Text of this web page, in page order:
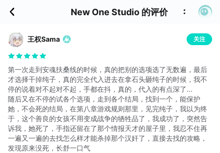
New One Studio 的评价
王权Sama 关注
第一次走到安魂扶桑线的时候，真的把别的选项选了无数遍，最后
才选择干掉纯子，真的完全代入进去在拿石头砸纯子的时候，我不
停的说着对不起对不起，手都在抖，真的，代入的有点深了...
随后又在不停的试各个选项，走到各个结局，找到一个，能保护
她，不会死的结局，在第八章游戏规则那里，见完纯子，我以为终
于，这个善良的女孩不用变成战争的牺牲品了，我成功了，突然告
诉我，她死了，手指还留在了那个情报天才的屋子里，我忍不住再
一遍又一遍的去找怎么样才能杀掉那个汉奸了，直接去找的攻略，
发现原来没死，长舒一口气